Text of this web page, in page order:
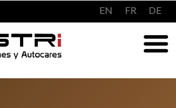
EN FR DE